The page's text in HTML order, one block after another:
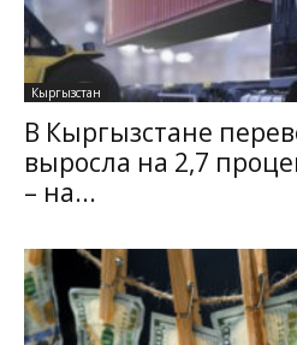
Кыргызстан
В Кыргызстане
выросла на 2,7
– на...